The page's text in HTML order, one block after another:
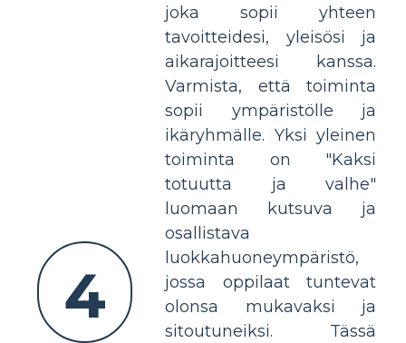
4
joka sopii yhteen
tavoitteidesi, yleisösi ja
aikarajoitteesi kanssa.
Varmista, että toiminta
sopii ympäristölle ja
ikäryhmälle. Yksi yleinen
toiminta on "Kaksi
totuutta ja valhe"
luomaan kutsuva ja
osallistava
luokkahuoneympäristö,
jossa oppilaat tuntevat
olonsa mukavaksi ja
sitoutuneiksi. Tässä